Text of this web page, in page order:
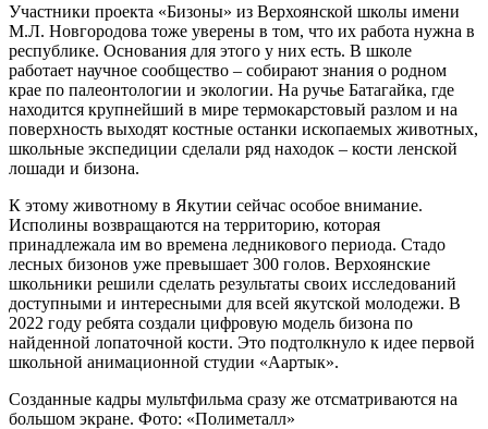
Участники проекта «Бизоны» из Верхоянской школы имени
М.Л. Новгородова тоже уверены в том, что их работа нужна в
республике. Основания для этого у них есть. В школе
работает научное сообщество – собирают знания о родном
крае по палеонтологии и экологии. На ручье Батагайка, где
находится крупнейший в мире термокарстовый разлом и на
поверхность выходят костные останки ископаемых животных,
школьные экспедиции сделали ряд находок – кости ленской
лошади и бизона.
К этому животному в Якутии сейчас особое внимание.
Исполины возвращаются на территорию, которая
принадлежала им во времена ледникового периода. Стадо
лесных бизонов уже превышает 300 голов. Верхоянские
школьники решили сделать результаты своих исследований
доступными и интересными для всей якутской молодежи. В
2022 году ребята создали цифровую модель бизона по
найденной лопаточной кости. Это подтолкнуло к идее первой
школьной анимационной студии «Аартык».
Созданные кадры мультфильма сразу же отсматриваются на
большом экране. Фото: «Полиметалл»